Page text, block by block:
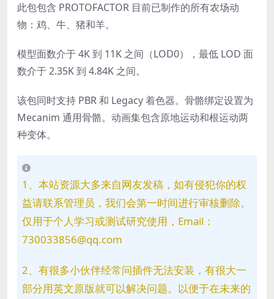
此包包含 PROTOFACTOR 目前已制作的所有农场动
物：鸡、牛、猪和羊。
模型面数介于 4K 到 11K 之间（LOD0），最低 LOD 面
数介于 2.35K 到 4.84K 之间。
该包同时支持 PBR 和 Legacy 着色器。骨骼绑定设置为
Mecanim 通用骨骼。动画集包含原地运动和根运动两
种变体。
1、本站资源大多来自网友发稿，如有侵犯你的权
益请联系管理员，我们会第一时间进行审核删除。
仅用于个人学习或测试研究使用，Email：
730033856@qq.com
2、有很多小伙伴经常问插件无法安装，有很大一
部分用英文原版就可以解决问题。以便于在未来的